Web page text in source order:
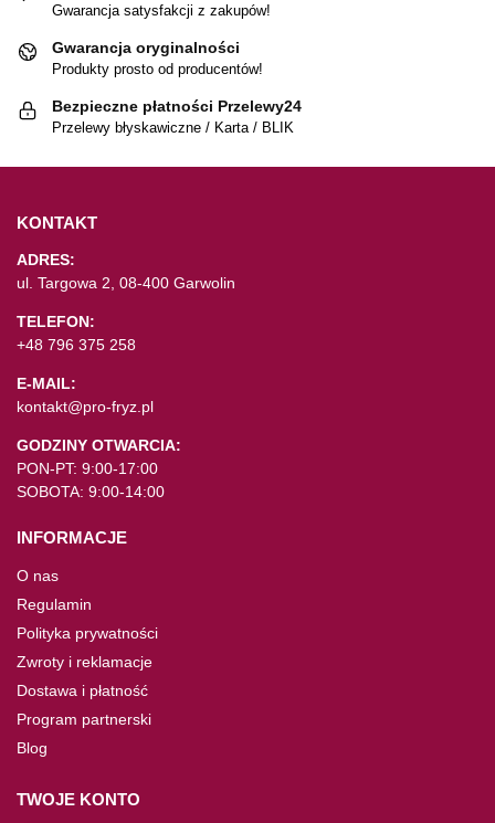
Gwarancja satysfakcji z zakupów!
Gwarancja oryginalności
Produkty prosto od producentów!
Bezpieczne płatności Przelewy24
Przelewy błyskawiczne / Karta / BLIK
KONTAKT
ADRES:
ul. Targowa 2, 08-400 Garwolin
TELEFON:
+48 796 375 258
E-MAIL:
kontakt@pro-fryz.pl
GODZINY OTWARCIA:
PON-PT: 9:00-17:00
SOBOTA: 9:00-14:00
INFORMACJE
O nas
Regulamin
Polityka prywatności
Zwroty i reklamacje
Dostawa i płatność
Program partnerski
Blog
TWOJE KONTO